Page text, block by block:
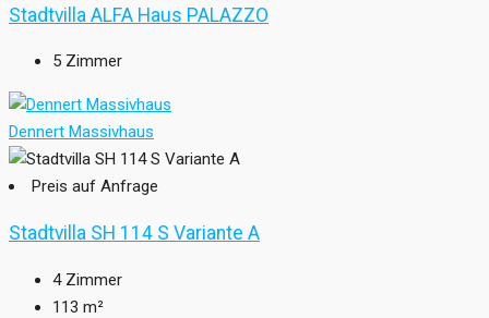
Stadtvilla ALFA Haus PALAZZO
5 Zimmer
Dennert Massivhaus
Preis auf Anfrage
Stadtvilla SH 114 S Variante A
4 Zimmer
113 m²